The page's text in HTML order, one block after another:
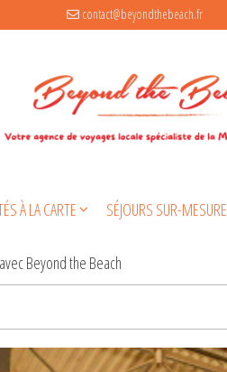
contact@beyondthebeach.fr
À LA CARTE SÉJOURS SUR-MESURE
Beyond the Beach